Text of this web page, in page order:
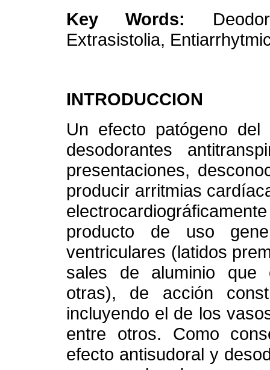
Key Words:
Extrasistolia,
INTRODUCCION
Un efecto patógeno
desodorantes
presentaciones,
producir arritmias
producto de uso
ventriculares (latidos
sales de aluminio que
otras), de acción
incluyendo el de los
entre otros. Como
efecto antisudoral y